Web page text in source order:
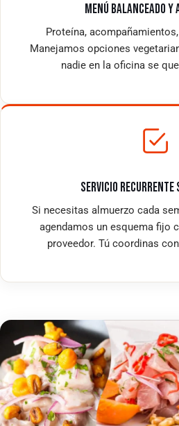
MENÚ BALANCEADO Y
Proteína,
Manejamos opciones
nadie en la oficina se
SERVICIO RECURRENTE
Si necesitas almuerzo cada
agendamos un esquema fijo
proveedor. Tú coordinas